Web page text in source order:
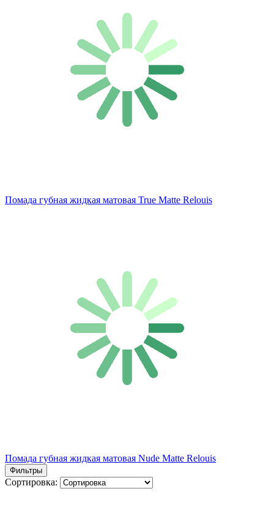
Помада губная жидкая матовая True Matte Relouis
Помада губная жидкая матовая Nude Matte Relouis
Фильтры
Сортировка: